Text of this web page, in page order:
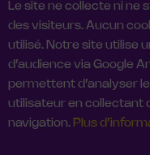
Le site ne collecte ni ne
des visiteurs. Aucun
utilisé. Notre site utilise
d’audience via Google
permettent d’analyser
utilisateur en collectant
navigation. Plus